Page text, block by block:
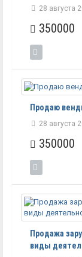
28 августа
350000
Продаю
28 августа
350000
Продажа
виды